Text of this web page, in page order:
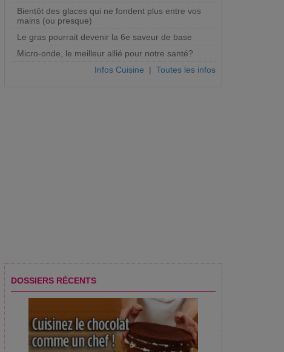
Bientôt des glaces qui ne fondent plus entre vos
mains (ou presque)
Le gras pourrait devenir la 6e saveur de base
Micro-onde, le meilleur allié pour notre santé?
Infos Cuisine | Toutes les infos
DOSSIERS RÉCENTS